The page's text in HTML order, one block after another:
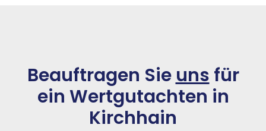
Beauftragen Sie uns für
ein Wertgutachten in
Kirchhain